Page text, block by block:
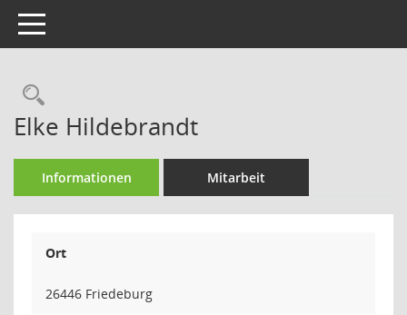
Toggle navigation
Rechercheauswahl
Elke Hildebrandt
Informationen Mitarbeit
Ort
26446 Friedeburg